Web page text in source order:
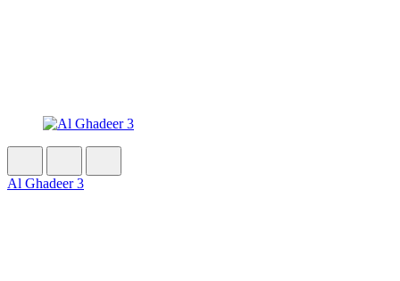
Al Ghadeer 3